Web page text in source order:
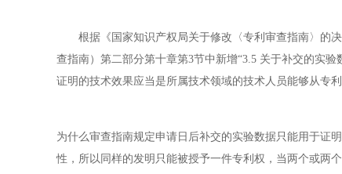
根据《国家知识产权局关于修改〈专利审查指南〉的决
查指南）第二部分第十章第3节中新增“3.5 关于补交的实
证明的技术效果应当是所属技术领域的技术人员能够从专
为什么审查指南规定申请日后补交的实验数据只能用于证
性，所以同样的发明只能被授予一件专利权，当两个或两